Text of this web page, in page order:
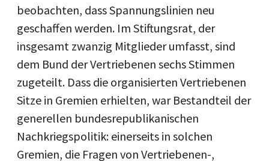
beobachten, dass Spannungslinien neu
geschaffen werden. Im Stiftungsrat, der
insgesamt zwanzig Mitglieder umfasst, sind
dem Bund der Vertriebenen sechs Stimmen
zugeteilt. Dass die organisierten Vertriebenen
Sitze in Gremien erhielten, war Bestandteil der
generellen bundesrepublikanischen
Nachkriegspolitik: einerseits in solchen
Gremien, die Fragen von Vertriebenen-,